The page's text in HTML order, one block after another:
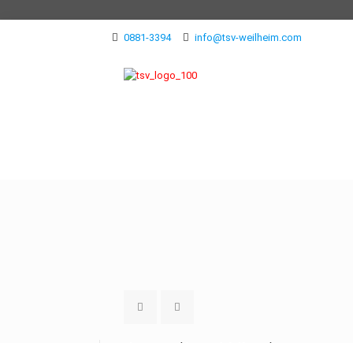
0881-3394 info@tsv-weilheim.com